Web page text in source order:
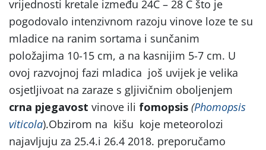
vrijednosti kretale između 24C – 28 C što je
pogodovalo intenzivnom razoju vinove loze te su
mladice na ranim sortama i sunčanim
položajima 10-15 cm, a na kasnijim 5-7 cm. U
ovoj razvojnoj fazi mladica još uvijek je velika
osjetljivoat na zaraze s gljivičnim oboljenjem
crna pjegavost vinove ili fomopsis (Phomopsis
viticola).Obzirom na kišu koje meteorolozi
najavljuju za 25.4.i 26.4 2018. preporučamo